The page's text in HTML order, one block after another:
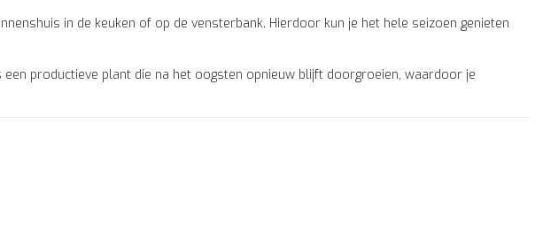
in de keuken of op de vensterbank. Hierdoor kun je het hele seizoen genieten
productieve plant die na het oogsten opnieuw blijft doorgroeien, waardoor je